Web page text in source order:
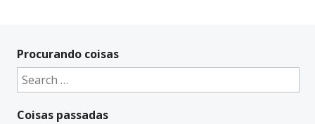
Procurando coisas
Search
for:
Coisas passadas